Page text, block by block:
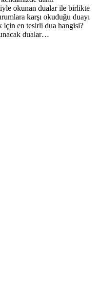
okunan dualar ile birlikte
karşı okuduğu duayı
için en tesirli dua hangisi?
dualar…